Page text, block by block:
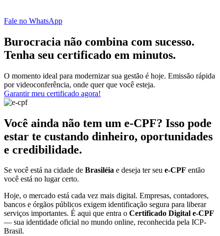
Fale no WhatsApp
Burocracia não combina com sucesso.
Tenha seu certificado em minutos.
O momento ideal para modernizar sua gestão é hoje. Emissão rápida
por videoconferência, onde quer que você esteja.
Garantir meu certificado agora!
Você ainda não tem um e-CPF? Isso pode
estar te custando dinheiro, oportunidades
e credibilidade.
Se você está na cidade de Brasiléia e deseja ter seu e-CPF então
você está no lugar certo.
Hoje, o mercado está cada vez mais digital. Empresas, contadores,
bancos e órgãos públicos exigem identificação segura para liberar
serviços importantes. É aqui que entra o Certificado Digital e-CPF
— sua identidade oficial no mundo online, reconhecida pela ICP-
Brasil.